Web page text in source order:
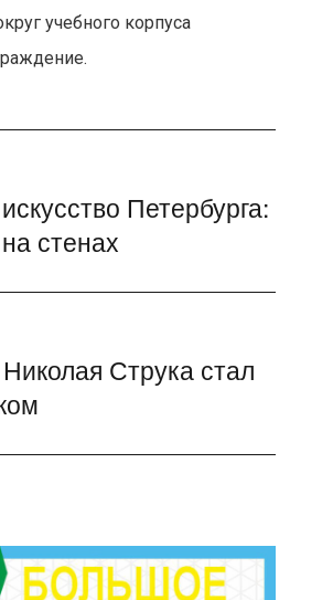
учебного корпуса
Петербурга:
стенах
Струка стал